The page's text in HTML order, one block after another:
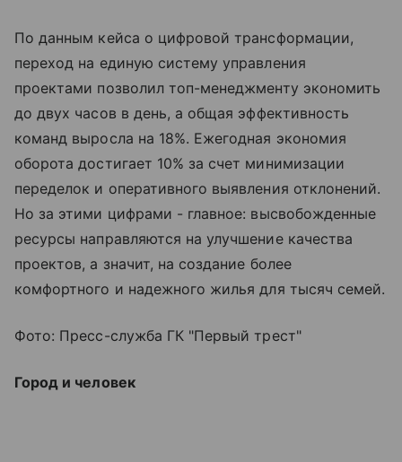
По данным кейса о цифровой трансформации,
переход на единую систему управления
проектами позволил топ-менеджменту экономить
до двух часов в день, а общая эффективность
команд выросла на 18%. Ежегодная экономия
оборота достигает 10% за счет минимизации
переделок и оперативного выявления отклонений.
Но за этими цифрами - главное: высвобожденные
ресурсы направляются на улучшение качества
проектов, а значит, на создание более
комфортного и надежного жилья для тысяч семей.
Фото: Пресс-служба ГК "Первый трест"
Город и человек